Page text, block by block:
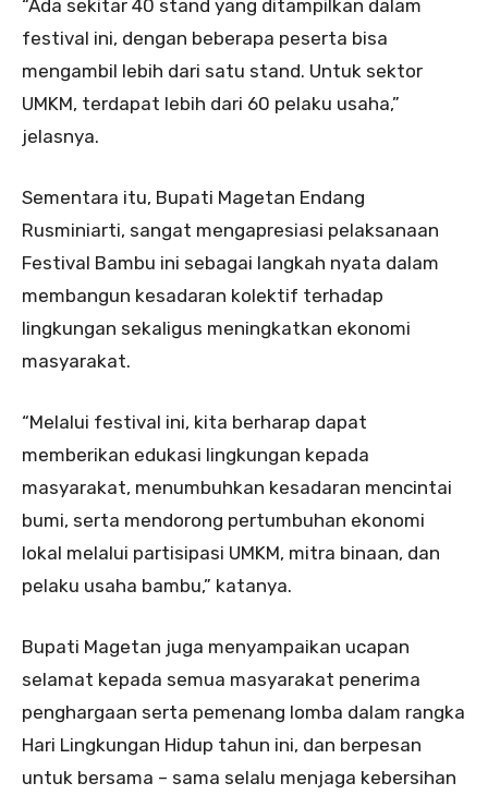
“Ada sekitar 40 stand yang ditampilkan dalam
festival ini, dengan beberapa peserta bisa
mengambil lebih dari satu stand. Untuk sektor
UMKM, terdapat lebih dari 60 pelaku usaha,”
jelasnya.
Sementara itu, Bupati Magetan Endang
Rusminiarti, sangat mengapresiasi pelaksanaan
Festival Bambu ini sebagai langkah nyata dalam
membangun kesadaran kolektif terhadap
lingkungan sekaligus meningkatkan ekonomi
masyarakat.
“Melalui festival ini, kita berharap dapat
memberikan edukasi lingkungan kepada
masyarakat, menumbuhkan kesadaran mencintai
bumi, serta mendorong pertumbuhan ekonomi
lokal melalui partisipasi UMKM, mitra binaan, dan
pelaku usaha bambu,” katanya.
Bupati Magetan juga menyampaikan ucapan
selamat kepada semua masyarakat penerima
penghargaan serta pemenang lomba dalam rangka
Hari Lingkungan Hidup tahun ini, dan berpesan
untuk bersama – sama selalu menjaga kebersihan